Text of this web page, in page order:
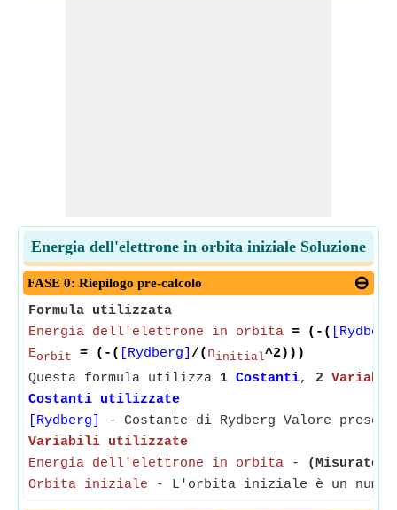
Energia dell'elettrone in orbita iniziale Soluzione
FASE 0: Riepilogo pre-calcolo
Formula utilizzata
Energia dell'elettrone in orbita = (-(
Eorbit = (-( [Rydberg] /( ninitial^2)))
Questa formula utilizza 1 Costanti, 2
Costanti utilizzate
[Rydberg]
- Costante di Rydberg Valore preso
Variabili utilizzate
Energia dell'elettrone in orbita -
(Misurato
Orbita iniziale - L'orbita iniziale è un